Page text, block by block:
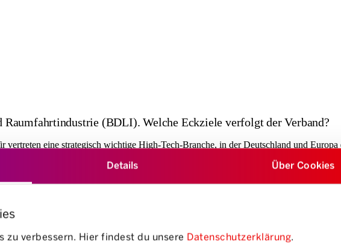
Details Über Cookies
zu verbessern. Hier findest du unsere Datenschutzerklärung.
Raumfahrtindustrie (BDLI). Welche Eckziele verfolgt der Verband?
eine strategisch wichtige High-Tech-Branche, in der Deutschland und
nachhaltigen Schub als Job-, Umsatz- und Technologiemotor. Wir haben
Lindenberg» ist ein bedeutender deutscher Zulieferer. Unsere